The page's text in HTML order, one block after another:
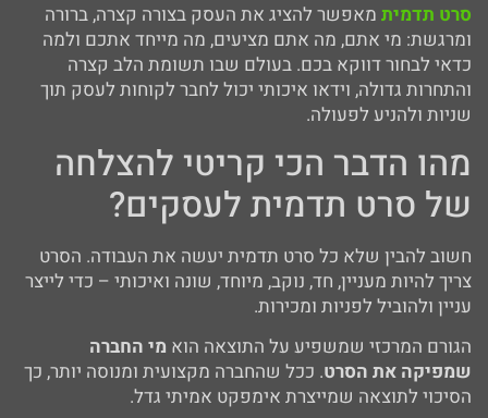
סרט תדמית מאפשר להציג את העסק בצורה קצרה, ברורה
ומרגשת: מי אתם, מה אתם מציעים, מה מייחד אתכם ולמה
כדאי לבחור דווקא בכם. בעולם שבו תשומת הלב קצרה
והתחרות גדולה, וידאו איכותי יכול לחבר לקוחות לעסק תוך
שניות ולהניע לפעולה.
מהו הדבר הכי קריטי להצלחה
של סרט תדמית לעסקים?
חשוב להבין שלא כל סרט תדמית יעשה את העבודה. הסרט
צריך להיות מעניין, חד, נוקב, מיוחד, שונה ואיכותי – כדי לייצר
עניין ולהוביל לפניות ומכירות.
הגורם המרכזי שמשפיע על התוצאה הוא מי החברה
שמפיקה את הסרט. ככל שהחברה מקצועית ומנוסה יותר, כך
הסיכוי לתוצאה שמייצרת אימפקט אמיתי גדל.